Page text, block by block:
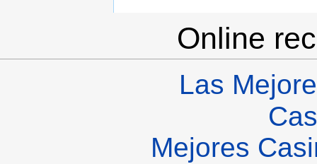
Online
Las
Mejores